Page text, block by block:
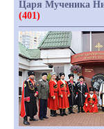
Царя Мученика
(401)